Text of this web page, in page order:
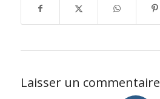
Laisser un commentaire